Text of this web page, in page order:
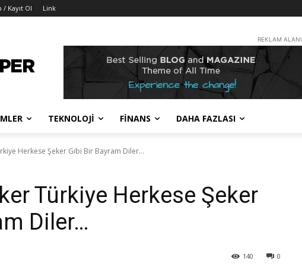
/ Kayıt Ol Link
REKLAM ALANI
TEKNOLOJİ FİNANS DAHA FAZLASI
Herkese Şeker Gibi Bir Bayram Diler…
Türkiye Herkese Şeker
Diler…
0
140